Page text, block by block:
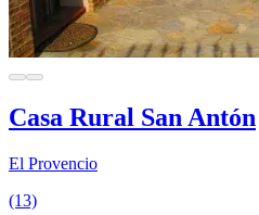
Casa Rural San Antón
El Provencio
(13)